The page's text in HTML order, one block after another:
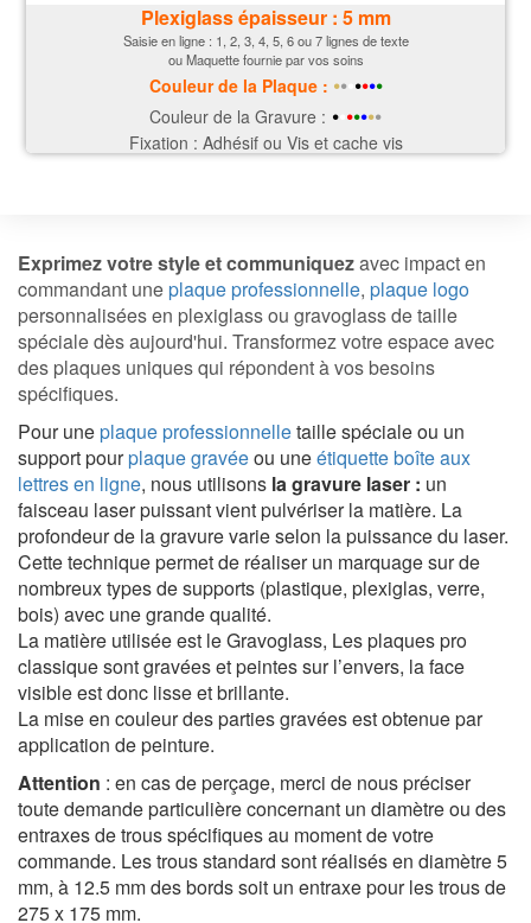
Plexiglass épaisseur : 5 mm
Saisie en ligne : 1, 2, 3, 4, 5, 6 ou 7 lignes de texte
ou Maquette fournie par vos soins
Couleur de la Plaque : ••• ••••
Couleur de la Gravure : • •••••
Fixation : Adhésif ou Vis et cache vis
Exprimez votre style et communiquezavec impact en
commandant uneplaque professionnelle, plaque logo
personnalisées en plexiglass ou gravoglass de taille
spéciale dès aujourd'hui. Transformez votre espace avec
des plaques uniques qui répondent à vos besoins
spécifiques.
Pour uneplaque professionnelletaille spéciale ou un
support pourplaque gravéeou uneétiquette boîte aux
lettres en ligne, nous utilisons la gravure laser : un
faisceau laser puissant vient pulvériser la matière. La
profondeur de la gravure varie selon la puissance du laser.
Cette technique permet de réaliser un marquage sur de
nombreux types de supports (plastique, plexiglas, verre,
bois) avec une grande qualité.
La matière utilisée est le Gravoglass, Les plaques pro
classique sont gravées et peintes sur l’envers, la face
visible est donc lisse et brillante.
La mise en couleur des parties gravées est obtenue par
application de peinture.
Attention : en cas de perçage, merci de nous préciser
toute demande particulière concernant un diamètre ou des
entraxes de trous spécifiques au moment de votre
commande. Les trous standard sont réalisés en diamètre 5
mm, à 12.5 mm des bords soit un entraxe pour les trous de
275 x 175 mm.